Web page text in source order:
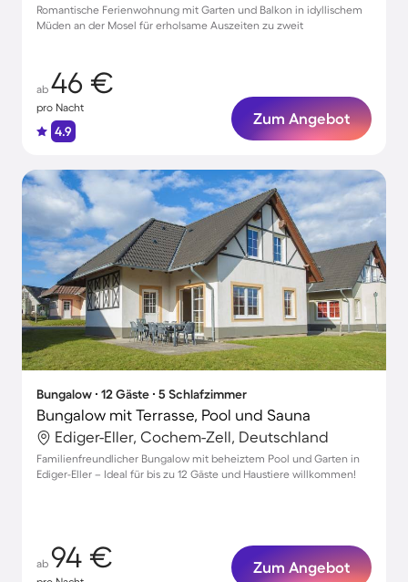
Romantische Ferienwohnung mit Garten und Balkon in idyllischem
Müden an der Mosel für erholsame Auszeiten zu zweit
ab 46 €
pro Nacht
4.9
Zum Angebot
Bungalow ∙ 12 Gäste ∙ 5 Schlafzimmer
Bungalow mit Terrasse, Pool und Sauna
Ediger-Eller, Cochem-Zell, Deutschland
Familienfreundlicher Bungalow mit beheiztem Pool und Garten in
Ediger-Eller – Ideal für bis zu 12 Gäste und Haustiere willkommen!
ab 94 € Zum Angebot